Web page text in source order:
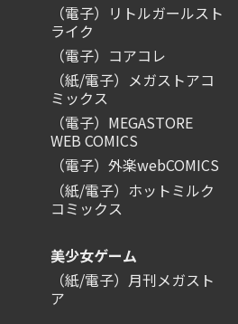
（電子）リトルガールスト
ライク
（電子）コアコレ
（紙/電子）メガストアコ
ミックス
（電子）MEGASTORE
WEB COMICS
（電子）外楽webCOMICS
（紙/電子）ホットミルク
コミックス
美少女ゲーム
（紙/電子）月刊メガスト
ア